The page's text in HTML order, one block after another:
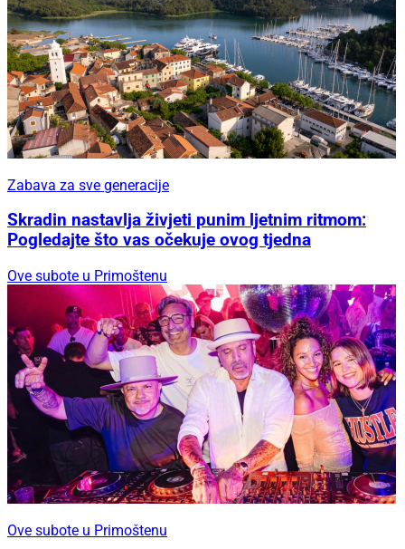
Zabava za sve generacije
Skradin nastavlja živjeti punim ljetnim ritmom:
Pogledajte što vas očekuje ovog tjedna
Ove subote u Primoštenu
Ove subote u Primoštenu